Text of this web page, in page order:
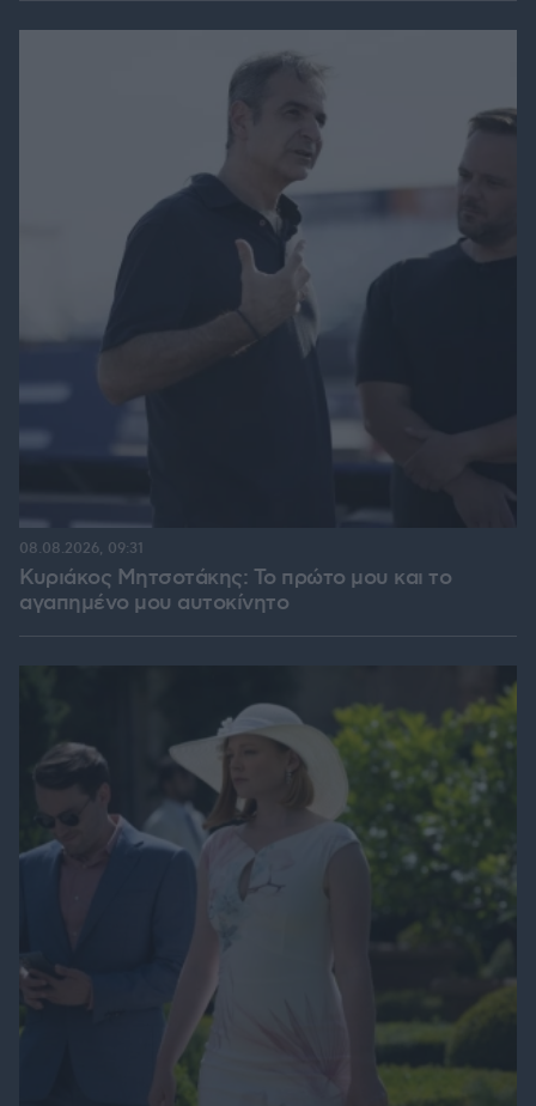
Κυριάκος Μητσοτάκης: Το πρώτο μου και το
αγαπημένο μου αυτοκίνητο
08.08.2026, 09:31